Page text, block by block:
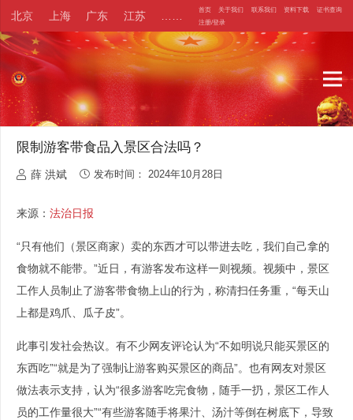
北京 上海 广东 江苏 首页 关于我们 联系我们 资料下载
证书查询
注册/登录
限制游客带食品入景区合法吗？
薛 洪斌 发布时间：2024年10月28日
来源： 法治日报
“只有他们（景区商家）卖的东西才可以带进去吃，我们自己拿的
食物就不能带。”近日，有游客发布这样一则视频。视频中，景区
工作人员制止了游客带食物上山的行为，称清扫任务重，“每天山
上都是鸡爪、瓜子皮”。
此事引发社会热议。有不少网友评论认为“不如明说只能买景区的
东西吃”“就是为了强制让游客购买景区的商品”。也有网友对景区
做法表示支持，认为“很多游客吃完食物，随手一扔，景区工作人
员的工作量很大”“有些游客随手将果汁、汤汁等倒在树底下，导致